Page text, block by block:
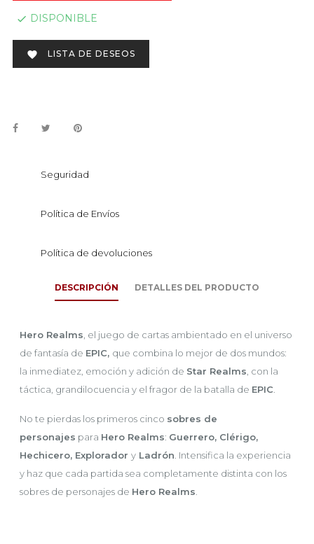
 DISPONIBLE
 LISTA DE DESEOS
Seguridad
Política de Envíos
Política de devoluciones
DESCRIPCIÓN DETALLES DEL PRODUCTO
Hero Realms , el juego de cartas ambientado en el universo
de fantasía de EPIC, que combina lo mejor de dos mundos:
la inmediatez, emoción y adición de Star Realms , con la
táctica, grandilocuencia y el fragor de la batalla de EPIC
No te pierdas los primeros cinco sobres de
personajes para Hero Realms: Guerrero, Clérigo,
Hechicero, Explorador y Ladrón . Intensifica la experiencia
y haz que cada partida sea completamente distinta con los
sobres de personajes de Hero Realms